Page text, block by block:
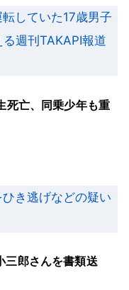
死亡、同乗少年も重
三郎さんを書類送